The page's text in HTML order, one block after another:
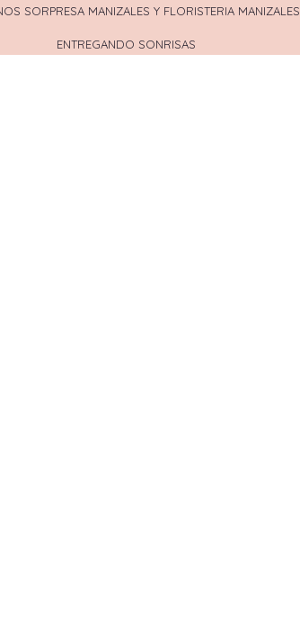
SORPRESA MANIZALES Y FLORISTERIA MANIZALES
ENTREGANDO SONRISAS